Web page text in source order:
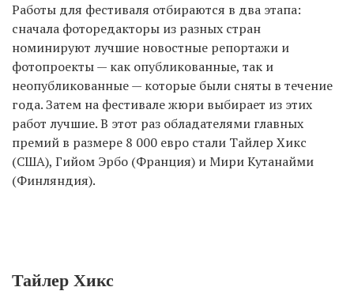
Работы для фестиваля отбираются в два этапа:
сначала фоторедакторы из разных стран
номинируют лучшие новостные репортажи и
фотопроекты — как опубликованные, так и
неопубликованные — которые были сняты в течение
года. Затем на фестивале жюри выбирает из этих
работ лучшие. В этот раз обладателями главных
премий в размере 8 000 евро стали Тайлер Хикс
(США), Гийом Эрбо (Франция) и Мири Кутанайми
(Финляндия).
Тайлер Хикс